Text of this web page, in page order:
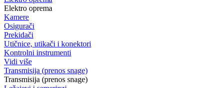
Elektro oprema
Kamere
Osigurači
Prekidači
Utičnice, utikači i konektori
Kontrolni instrumenti
Vidi više
Transmisija (prenos snage)
Transmisija (prenos snage)